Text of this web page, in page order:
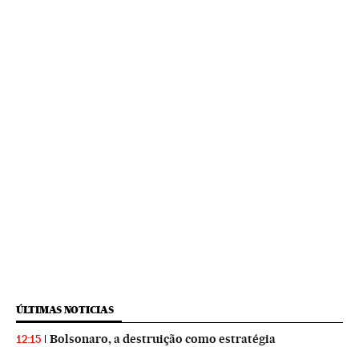
ÚLTIMAS NOTICIAS
12:15 Bolsonaro, a destruição como estratégia